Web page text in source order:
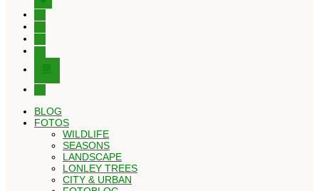
x
pinterest
editor-
kitchensink
BLOG
FOTOS
WILDLIFE
SEASONS
LANDSCAPE
LONLEY TREES
CITY & URBAN